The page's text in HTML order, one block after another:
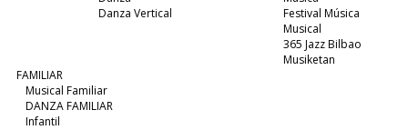
Danza Vertical
Festival Música
Musical
365 Jazz Bilbao
Musiketan
FAMILIAR
Musical Familiar
DANZA FAMILIAR
Infantil